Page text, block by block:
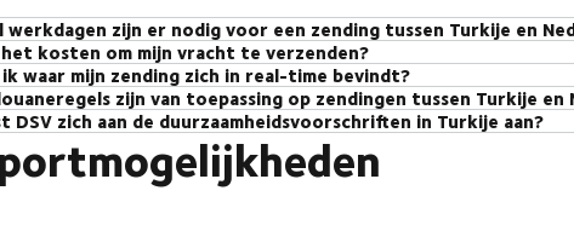
werkdagen zijn er nodig voor een zending tussen Turkije en
voor zendingen tussen Turkije en Nederland bedragen doorgaans 4-8
voor Groupage. Gezien de verschillende factoren die van invloed zijn op
onze ervaren collega'svoor hulp bij het identificeren van de beste
kosten om mijn vracht te verzenden?
offerte aanvoor nauwkeurige prijzen, en wij zorgen voor kosten die
waar mijn zending zich in real-time bevindt?
time te zien waar uw zending zich bevindt, gebruikt u het myDSV
Time of Arrival) meldingen.
zijn van toepassing op zendingen tussen Turkije en
en vereisten zijn essentieel voor zendingen tussen Turkije en
douane-gerelateerde zorgen aanpakken.
DSV zich aan de duurzaamheidsvoorschriften in Turkije aan?
geen EU-lid is, verkennen grote steden zoals Istanbul de invoering
te bestrijden. De Turkse regering richt zich op het vergroten van de
investeringen in oplaadinfrastructuur om de luchtkwaliteit in stedelijke